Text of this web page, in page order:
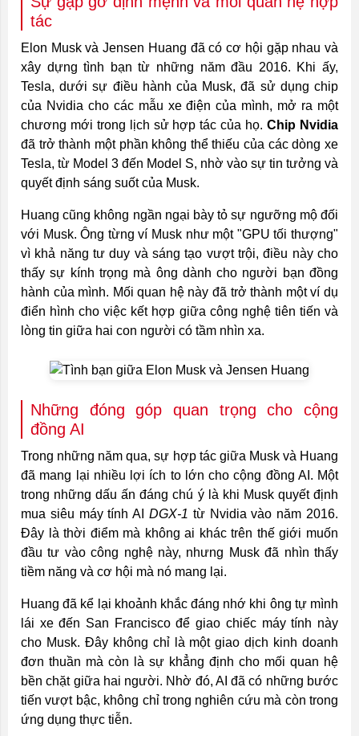
tác
Elon Musk và Jensen Huang đã có cơ hội gặp nhau và
xây dựng tình bạn từ những năm đầu 2016. Khi ấy,
Tesla, dưới sự điều hành của Musk, đã sử dụng chip
của Nvidia cho các mẫu xe điện của mình, mở ra một
chương mới trong lịch sử hợp tác của họ.Chip Nvidia
đã trở thành một phần không thể thiếu của các dòng xe
Tesla, từ Model 3 đến Model S, nhờ vào sự tin tưởng và
quyết định sáng suốt của Musk.
Huang cũng không ngần ngại bày tỏ sự ngưỡng mộ đối
với Musk. Ông từng ví Musk như một "GPU tối thượng"
vì khả năng tư duy và sáng tạo vượt trội, điều này cho
thấy sự kính trọng mà ông dành cho người bạn đồng
hành của mình. Mối quan hệ này đã trở thành một ví dụ
điển hình cho việc kết hợp giữa công nghệ tiên tiến và
lòng tin giữa hai con người có tầm nhìn xa.
Những đóng góp quan trọng cho cộng
đồng AI
Trong những năm qua, sự hợp tác giữa Musk và Huang
đã mang lại nhiều lợi ích to lớn cho cộng đồng AI. Một
trong những dấu ấn đáng chú ý là khi Musk quyết định
mua siêu máy tính AI DGX-1 từ Nvidia vào năm 2016.
Đây là thời điểm mà không ai khác trên thế giới muốn
đầu tư vào công nghệ này, nhưng Musk đã nhìn thấy
tiềm năng và cơ hội mà nó mang lại.
Huang đã kể lại khoảnh khắc đáng nhớ khi ông tự mình
lái xe đến San Francisco để giao chiếc máy tính này
cho Musk. Đây không chỉ là một giao dịch kinh doanh
đơn thuần mà còn là sự khẳng định cho mối quan hệ
bền chặt giữa hai người. Nhờ đó, AI đã có những bước
tiến vượt bậc, không chỉ trong nghiên cứu mà còn trong
ứng dụng thực tiễn.